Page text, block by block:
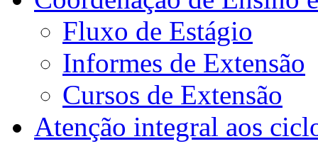
Fluxo de Estágio
Informes de Extensão
Cursos de Extensão
Atenção integral aos